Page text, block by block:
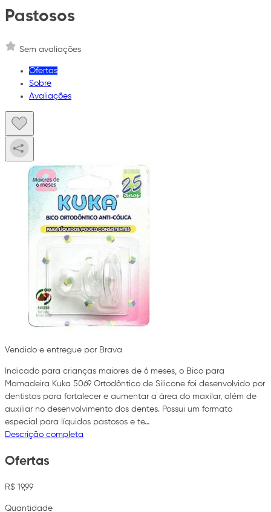
Pastosos
Sem avaliações
Ofertas
Sobre
Avaliações
Vendido e entregue por Brava
Indicado para crianças maiores de 6 meses, o Bico para
Mamadeira Kuka 5069 Ortodôntico de Silicone foi desenvolvido por
dentistas para fortalecer e aumentar a área do maxilar, além de
auxiliar no desenvolvimento dos dentes. Possui um formato
especial para líquidos pastosos e te…
Descrição completa
Ofertas
R$ 19,99
Quantidade